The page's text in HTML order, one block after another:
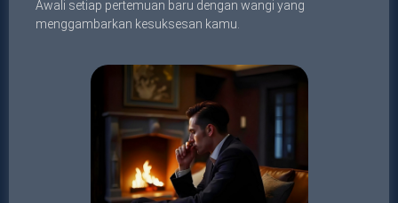
Awali setiap pertemuan baru dengan wangi yang
menggambarkan kesuksesan kamu.